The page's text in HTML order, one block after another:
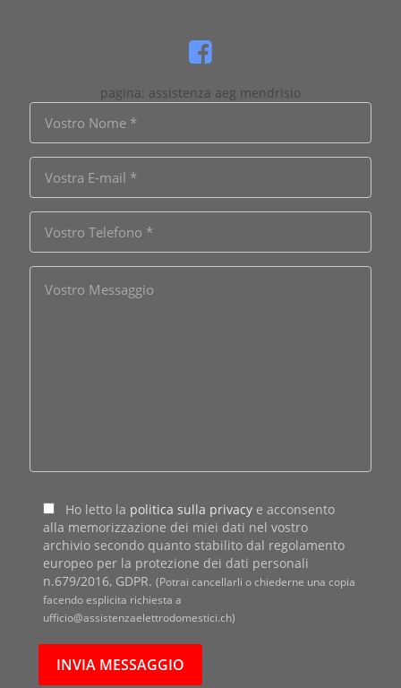
pagina: assistenza aeg mendrisio
Ho letto la politica sulla privacy e acconsento
alla memorizzazione dei miei dati nel vostro
archivio secondo quanto stabilito dal regolamento
europeo per la protezione dei dati personali
n.679/2016, GDPR. (Potrai cancellarli o chiederne una copia
facendo esplicita richiesta a
ufficio@assistenzaelettrodomestici.ch)